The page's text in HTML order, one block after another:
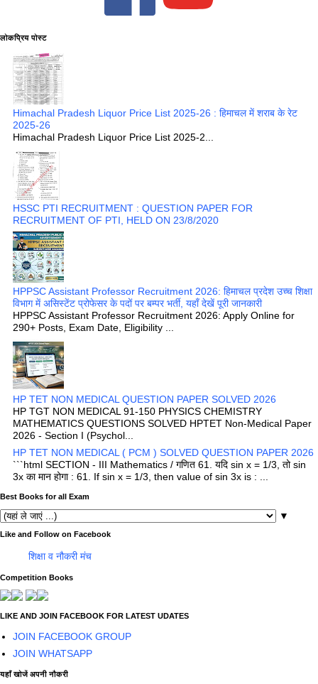
लोकप्रिय पोस्ट
Himachal Pradesh Liquor Price List 2025-26 : हिमाचल में शराब के रेट
2025-26
Himachal Pradesh Liquor Price List 2025-2...
HSSC PTI RECRUITMENT : QUESTION PAPER FOR
RECRUITMENT OF PTI, HELD ON 23/8/2020
HPPSC Assistant Professor Recruitment 2026: हिमाचल प्रदेश उच्च शिक्षा
विभाग में असिस्टेंट प्रोफेसर के पदों पर बम्पर भर्ती, यहाँ देखें पूरी जानकारी
HPPSC Assistant Professor Recruitment 2026: Apply Online for
290+ Posts, Exam Date, Eligibility ...
HP TET NON MEDICAL QUESTION PAPER SOLVED 2026
HP TGT NON MEDICAL 91-150 PHYSICS CHEMISTRY
MATHEMATICS QUESTIONS SOLVED HPTET Non-Medical Paper
2026 - Section I (Psychol...
HP TET NON MEDICAL ( PCM ) SOLVED QUESTION PAPER 2026
```html SECTION - III Mathematics / गणित 61. यदि sin x = 1/3, तो sin
3x का मान होगा : 61. If sin x = 1/3, then value of sin 3x is : ...
Best Books for all Exam
▼
Like and Follow on Facebook
शिक्षा व नौकरी मंच
Competition Books
LIKE AND JOIN FACEBOOK FOR LATEST UDATES
JOIN FACEBOOK GROUP
JOIN WHATSAPP
यहाँ खोजें अपनी नौकरी